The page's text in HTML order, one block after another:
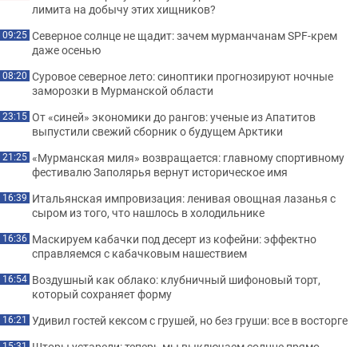
лимита на добычу этих хищников?
09:25 Северное солнце не щадит: зачем мурманчанам SPF-крем
даже осенью
08:20 Суровое северное лето: синоптики прогнозируют ночные
заморозки в Мурманской области
23:15 От «синей» экономики до рангов: ученые из Апатитов
выпустили свежий сборник о будущем Арктики
21:25 «Мурманская миля» возвращается: главному спортивному
фестивалю Заполярья вернут историческое имя
16:39 Итальянская импровизация: ленивая овощная лазанья с
сыром из того, что нашлось в холодильнике
16:36 Маскируем кабачки под десерт из кофейни: эффектно
справляемся с кабачковым нашествием
16:54 Воздушный как облако: клубничный шифоновый торт,
который сохраняет форму
16:21 Удивил гостей кексом с грушей, но без груши: все в восторге